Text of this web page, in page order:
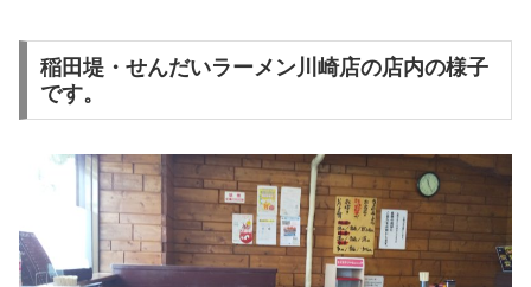
稲田堤・せんだいラーメン川崎店の店内の様子
です。